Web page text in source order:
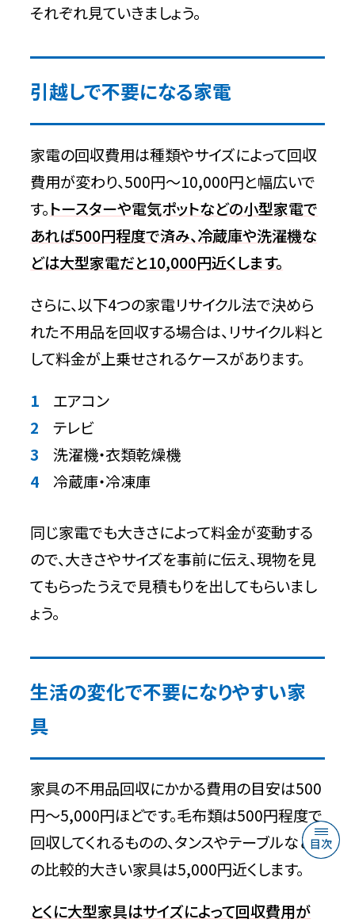
それぞれ見ていきましょう。
引越しで不要になる家電
家電の回収費用は種類やサイズによって回収
費用が変わり、500円〜10,000円と幅広いで
す。トースターや電気ポットなどの小型家電で
あれば500円程度で済み、冷蔵庫や洗濯機な
どは大型家電だと10,000円近くします。
さらに、以下4つの家電リサイクル法で決めら
れた不用品を回収する場合は、リサイクル料と
して料金が上乗せされるケースがあります。
エアコン
テレビ
洗濯機・衣類乾燥機
冷蔵庫・冷凍庫
同じ家電でも大きさによって料金が変動する
ので、大きさやサイズを事前に伝え、現物を見
てもらったうえで見積もりを出してもらいまし
ょう。
生活の変化で不要になりやすい家
具
家具の不用品回収にかかる費用の目安は500
円〜5,000円ほどです。毛布類は500円程度で
回収してくれるものの、タンスやテーブルなど
の比較的大きい家具は5,000円近くします。
とくに大型家具はサイズによって回収費用が